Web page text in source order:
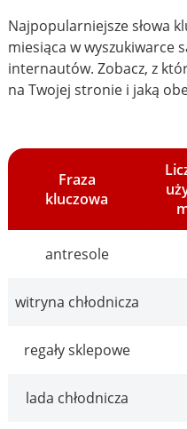
Najpopularniejsze słowa
miesiąca w wyszukiwarce
internautów. Zobacz, z
na Twojej stronie i jaką
Fraza
kluczowa
antresole
witryna chłodnicza
regały sklepowe
lada chłodnicza